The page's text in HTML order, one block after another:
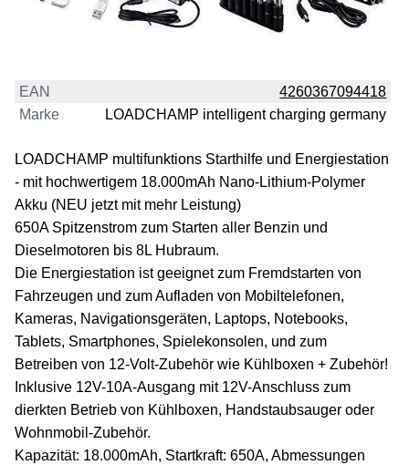
EAN
4260367094418
Marke
LOADCHAMP intelligent charging germany
LOADCHAMP multifunktions Starthilfe und Energiestation
- mit hochwertigem 18.000mAh Nano-Lithium-Polymer
Akku (NEU jetzt mit mehr Leistung)
650A Spitzenstrom zum Starten aller Benzin und
Dieselmotoren bis 8L Hubraum.
Die Energiestation ist geeignet zum Fremdstarten von
Fahrzeugen und zum Aufladen von Mobiltelefonen,
Kameras, Navigationsgeräten, Laptops, Notebooks,
Tablets, Smartphones, Spielekonsolen, und zum
Betreiben von 12-Volt-Zubehör wie Kühlboxen + Zubehör!
Inklusive 12V-10A-Ausgang mit 12V-Anschluss zum
dierkten Betrieb von Kühlboxen, Handstaubsauger oder
Wohnmobil-Zubehör.
Kapazität: 18.000mAh, Startkraft: 650A, Abmessungen